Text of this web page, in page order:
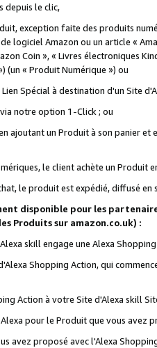
le clic,
exception faite des produits
logiciel Amazon ou un article «
Coin », « Livres électroniques
(un « Produit Numérique ») ou
Spécial à destination d'un Site
notre option 1-Click ; ou
ajoutant un Produit à son panier et
le client achète un Produit
le produit est expédié, diffusé
disponible pour les
Produits sur amazon.co.uk) :
skill engage une Alexa
Shopping Action, qui
Action à votre Site d'Alexa skill
pour le Produit que vous avez
avez proposé avec l'Alexa